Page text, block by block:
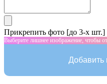
Прикрепить фото [до 3-х шт.]
Выберите лишнее изображение, чтобы
Добавить